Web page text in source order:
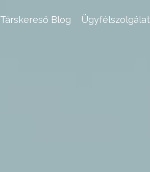
Társkereső Blog Ügyfélszolgálat